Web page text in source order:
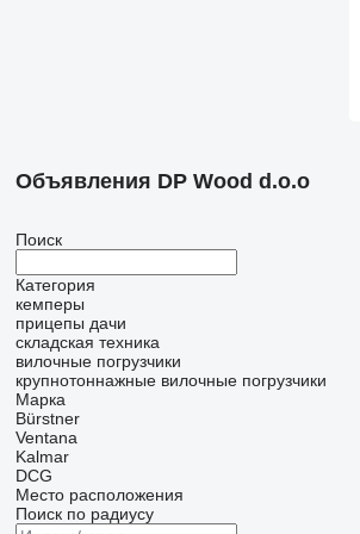
Объявления DP Wood d.o.o
Поиск
Категория
кемперы
прицепы дачи
складская техника
вилочные погрузчики
крупнотоннажные вилочные погрузчики
Марка
Bürstner
Ventana
Kalmar
DCG
Место расположения
Поиск по радиусу